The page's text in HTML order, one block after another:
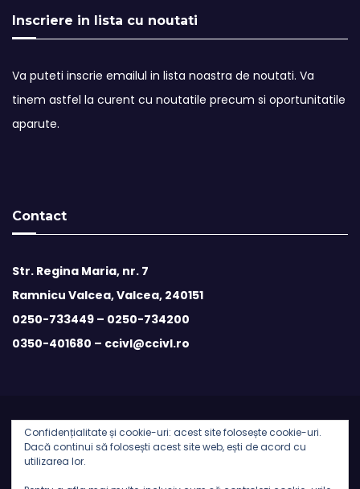
Inscriere in lista cu noutati
Va puteti inscrie emailul in lista noastra de noutati. Va
tinem astfel la curent cu noutatile precum si oportunitatile
aparute.
Contact
Str. Regina Maria, nr. 7
Ramnicu Valcea, Valcea, 240151
0250-733449 – 0250-734200
0350-401680 – ccivl@ccivl.ro
© 2026 Camera de Comert si Industrie Valcea | Theme by
Theme Ansar
Confidențialitate și cookie-uri: acest site folosește cookie-uri.
Dacă continui să folosești acest site web, ești de acord cu
utilizarea lor.